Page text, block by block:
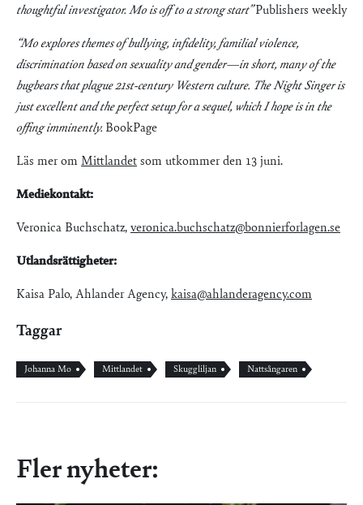
thoughtful investigator. Mo is off to a strong start”Publishers weekly
“Mo explores themes of bullying, infidelity, familial violence,
discrimination based on sexuality and gender—in short, many of the
bugbears that plague 21st-century Western culture. The Night Singer is
just excellent and the perfect setup for a sequel, which I hope is in the
offing imminently. BookPage
Läs mer om Mittlandet som utkommer den 13 juni.
Mediekontakt:
Veronica Buchschatz, veronica.buchschatz@bonnierforlagen.se
Utlandsrättigheter:
Kaisa Palo, Ahlander Agency, kaisa@ahlanderagency.com
Taggar
Johanna Mo Mittlandet Skuggliljan Nattsångaren
Fler nyheter: